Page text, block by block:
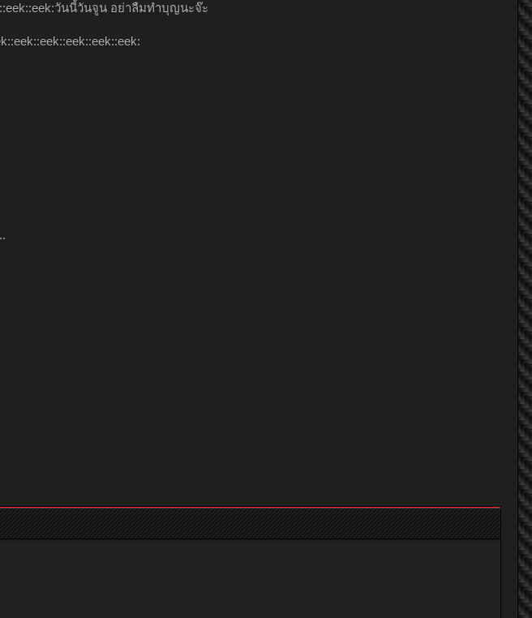
วันนี้วันจูน อย่าลืมทำบุญนะจ๊ะ